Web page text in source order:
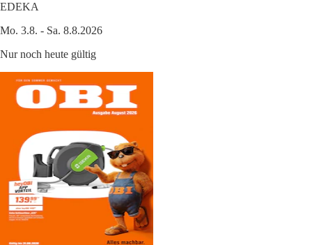
EDEKA
Mo. 3.8. - Sa. 8.8.2026
Nur noch heute gültig